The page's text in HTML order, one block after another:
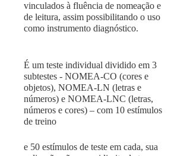
vinculados à fluência de nomeação e
de leitura, assim possibilitando o uso
como instrumento diagnóstico.
É um teste individual dividido em 3
subtestes - NOMEA-CO (cores e
objetos), NOMEA-LN (letras e
números) e NOMEA-LNC (letras,
números e cores) – com 10 estímulos
de treino
e 50 estímulos de teste em cada, sua